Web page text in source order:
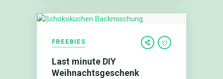
FREEBIES
Last minute DIY
Weihnachtsgeschenk